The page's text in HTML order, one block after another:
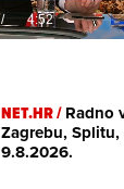
/
NET.HR /Radno
Zagrebu,
9.8.2026.